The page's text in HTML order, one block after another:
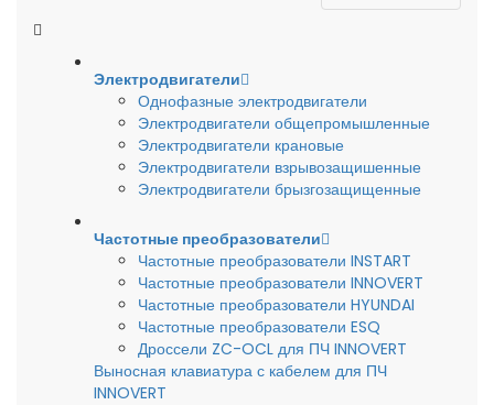
Электродвигатели
Однофазные электродвигатели
Электродвигатели общепромышленные
Электродвигатели крановые
Электродвигатели взрывозащишенные
Электродвигатели брызгозащищенные
Частотные преобразователи
Частотные преобразователи INSTART
Частотные преобразователи INNOVERT
Частотные преобразователи HYUNDAI
Частотные преобразователи ESQ
Дроссели ZC-OCL для ПЧ INNOVERT
Выносная клавиатура с кабелем для ПЧ
INNOVERT